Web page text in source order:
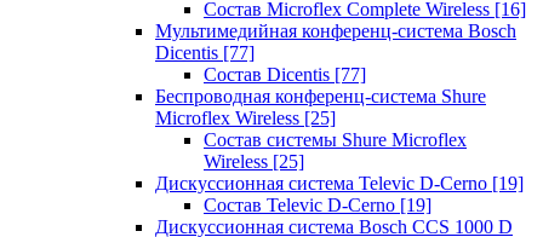
Состав Microflex Complete Wireless [16]
Мультимедийная конференц-система Bosch
Dicentis [77]
Состав Dicentis [77]
Беспроводная конференц-система Shure
Microflex Wireless [25]
Состав системы Shure Microflex
Wireless [25]
Дискуссионная система Televic D-Cerno [19]
Состав Televic D-Cerno [19]
Дискуссионная система Bosch CCS 1000 D